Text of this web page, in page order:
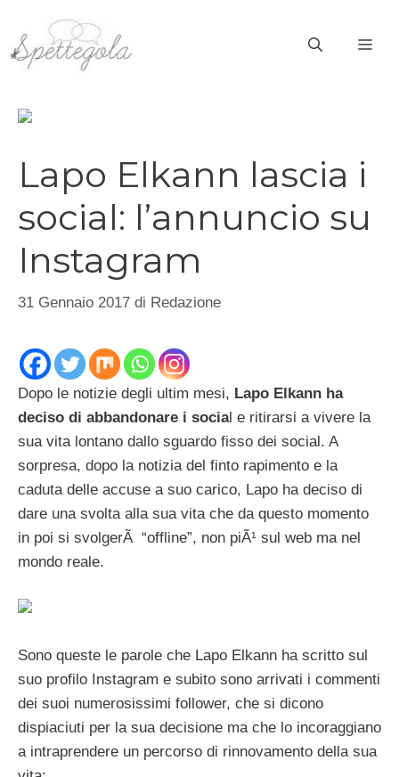
contenuto
Lapo Elkann lascia i
social: l’annuncio su
Instagram
31 Gennaio 2017 di Redazione
Dopo le notizie degli ultim mesi, Lapo Elkann ha
deciso di abbandonare i social e ritirarsi a vivere la
sua vita lontano dallo sguardo fisso dei social. A
sorpresa, dopo la notizia del finto rapimento e la
caduta delle accuse a suo carico, Lapo ha deciso di
dare una svolta alla sua vita che da questo momento
in poi si svolgerÃ “offline”, non piÃ¹ sul web ma nel
mondo reale.
Sono queste le parole che Lapo Elkann ha scritto sul
suo profilo Instagram e subito sono arrivati i commenti
dei suoi numerosissimi follower, che si dicono
dispiaciuti per la sua decisione ma che lo incoraggiano
a intraprendere un percorso di rinnovamento della sua